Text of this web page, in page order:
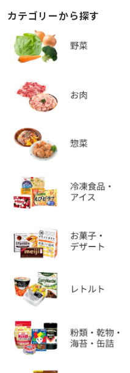
カテゴリーから探す